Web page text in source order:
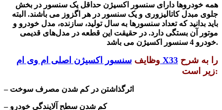
همه خودروها دارای سنسور اکسیژن حداقل یک سنسور در بخش
جلوی مبدل کاتالیزوری و یک سنسور در هر اگزوز می باشند. البته
باید بدانید که تعداد سنسورها به سال تولید، سازنده، مدل خودرو و
موتور آن بستگی دارد. در حقیقت این قطعه در مدل‌های قدیمی
خودرو 4 سنسور اکسیژن می باشد.
وظایف سنسور اکسیژن اصلی ام وی ام X33
زیر است:
– اثرگذاشتن در کم شدن مصرف سوخت
– کم شدن سطح آلایندگی خودرو